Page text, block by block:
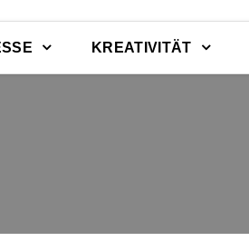
KREATIVITÄT